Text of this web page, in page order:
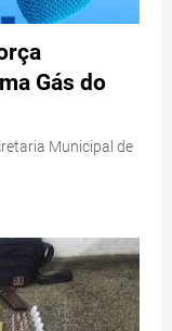
Gás do
Municipal de